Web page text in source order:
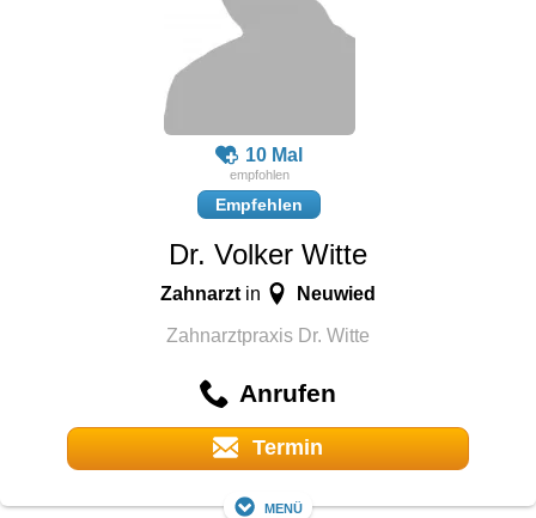
10 Mal
Empfehlen
Dr. Volker Witte
Zahnarzt in Neuwied
Zahnarztpraxis Dr. Witte
Anrufen
Termin
Menü